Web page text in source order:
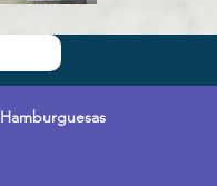
Hamburguesas